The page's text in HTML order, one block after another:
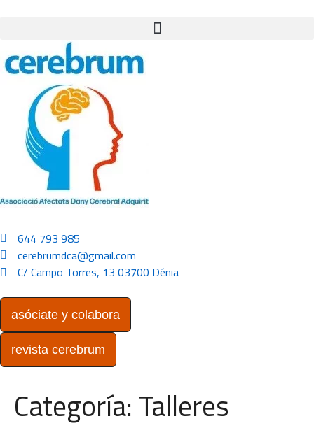
644 793 985
cerebrumdca@gmail.com
C/ Campo Torres, 13 03700 Dénia
asóciate y colabora
revista cerebrum
Categoría: Talleres